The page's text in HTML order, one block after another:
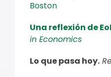
Boston
Una reflexión de
in Economics
Lo que pasa hoy.